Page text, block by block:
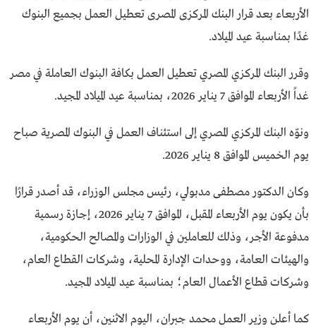
الأربعاء بعد قرار البنك المركزى المصرى تعطيل العمل بجميع البنوك
غدًا بمناسبة عيد الميلاد.
وقرر البنك المركزي المصري تعطيل العمل بكافة البنوك العاملة في مصر
غداً الأربعاء الموافق 7 يناير 2026، بمناسبة عيد الميلاد المجيد.
ونوّه البنك المركزي المصري إلى استئناف العمل في البنوك المصرية صباح
يوم الخميس الموافق 8 يناير 2026.
وكان الدكتور مصطفى مدبولي، رئيس مجلس الوزراء، قد أصدر قرارًا
بأن يكون يوم الأربعاء المقبل، الموافق 7 يناير 2026، إجازة رسمية
مدفوعة الأجر، وذلك للعاملين في الوزارات والمصالح الحكومية،
والهيئات العامة، ووحدات الإدارة المحلية، وشركات القطاع العام،
وشركات قطاع الأعمال العام؛ بمناسبة عيد الميلاد المجيد.
كما ​أعلن وزير العمل محمد جبران، اليوم الاثنين، أن يوم الأربعاء